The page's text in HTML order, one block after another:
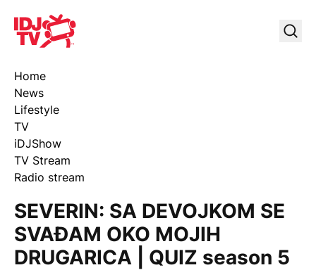
IDJ TV
Home
News
Lifestyle
TV
iDJShow
TV Stream
Radio stream
SEVERIN: SA DEVOJKOM SE
SVAĐAM OKO MOJIH
DRUGARICA | QUIZ season 5